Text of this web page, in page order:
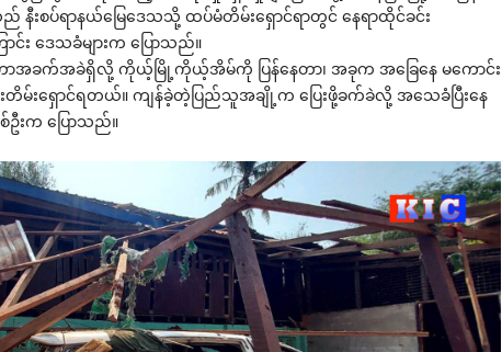
းစပ်ရာနယ်မြေဒေသသို့ ထပ်မံတိမ်းရှောင်ရာတွင် နေရာထိုင်ခင်း
း ဒေသခံများက ပြောသည်။
င်တာအခက်အခဲရှိလို့ ကိုယ့်မြို့ကိုယ့်အိမ်ကို ပြန်နေတာ၊ အခုက အခြေနေ မကောင်း
းတိမ်းရှောင်ရတယ်။ ကျန်ခဲ့တဲ့ပြည်သူအချို့က ပြေးဖို့ခက်ခဲလို့ အသေခံပြီးနေ
းက ပြောသည်။